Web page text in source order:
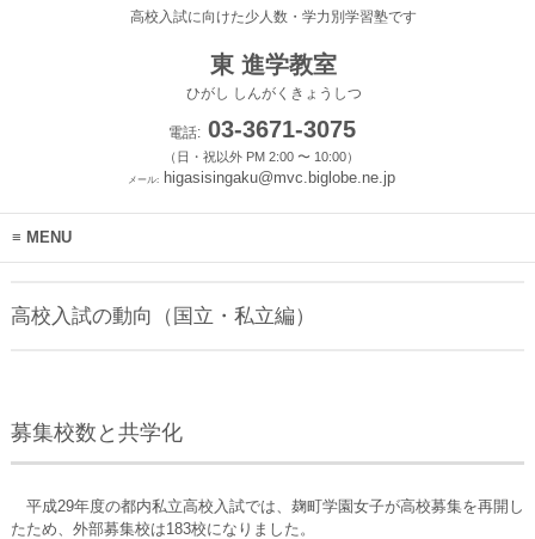
高校入試に向けた少人数・学力別学習塾です
東 進学教室
ひがし しんがくきょうしつ
電話:03-3671-3075
（日・祝以外 PM 2:00 〜 10:00）
メール: higasisingaku@mvc.biglobe.ne.jp
MENU
高校入試の動向（国立・私立編）
募集校数と共学化
平成29年度の都内私立高校入試では、麹町学園女子が高校募集を再開し
たため、外部募集校は183校になりました。